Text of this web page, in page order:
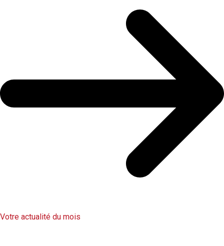
Votre actualité du mois